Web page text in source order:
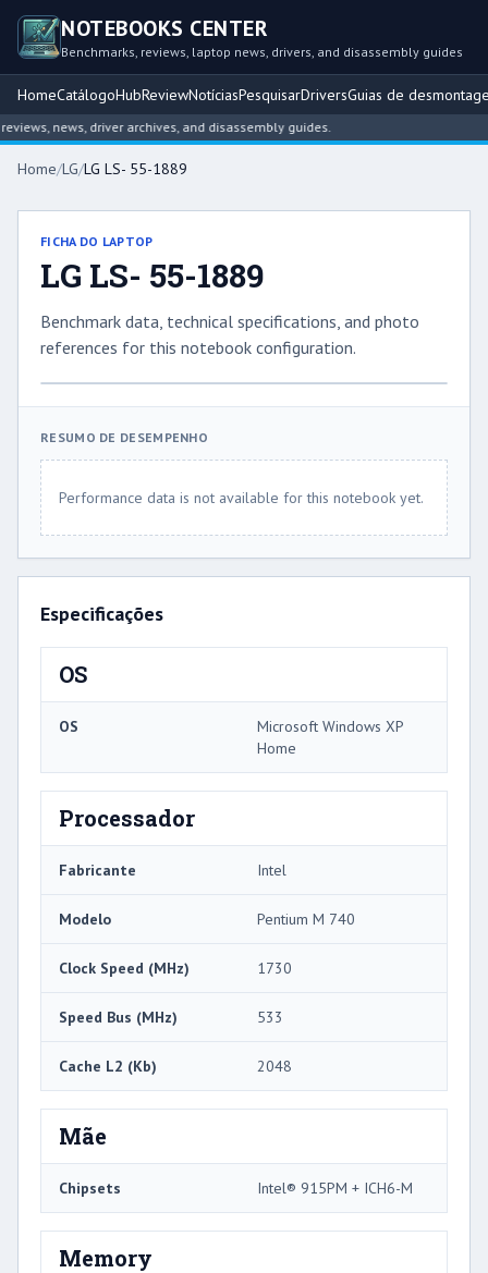
NOTEBOOKS CENTER
Benchmarks, reviews, laptop news, drivers, and disassembly guides
HomeCatálogoHubReviewNotíciasPesquisarDriversGuias de
news, driver archives, and disassembly guides.
Home/LG/LG LS- 55-1889
FICHA DO LAPTOP
LG LS- 55-1889
Benchmark data, technical specifications, and photo
references for this notebook configuration.
RESUMO DE DESEMPENHO
Performance data is not available for this notebook yet.
Especificações
OS
OS
Microsoft Windows XP
Home
Processador
Fabricante Intel
Modelo Pentium M 740
Clock Speed ​​(MHz) 1730
Speed ​​Bus (MHz) 533
Cache L2 (Kb) 2048
Mãe
Chipsets Intel® 915PM + ICH6-M
Memory